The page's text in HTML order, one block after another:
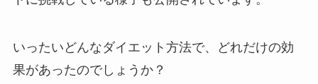
いったいどんなダイエット方法で、どれだけの効
果があったのでしょうか？